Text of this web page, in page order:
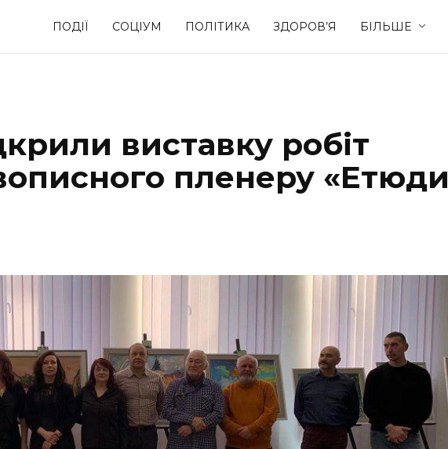
ПОДІЇ СОЦІУМ ПОЛІТИКА ЗДОРОВ’Я БІЛЬШЕ
Спорт Стиль життя
виставку робіт
пленеру «Етюди